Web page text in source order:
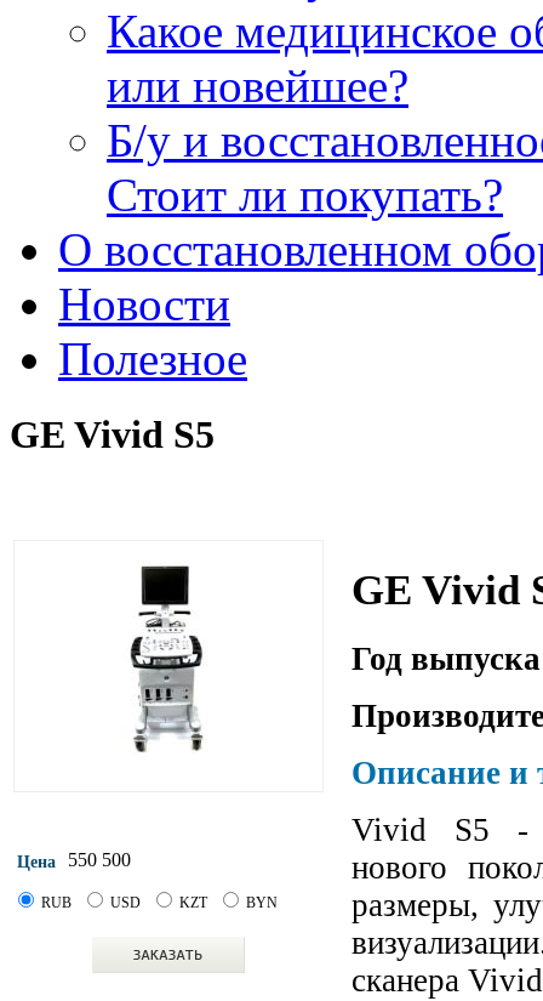
Какое медицинское
или новейшее?
Б/у и
Стоит ли покупать?
О восстановленном
Новости
Полезное
GE Vivid S5
Цена 550 500
RUB USD KZT BYN
GE Vivid
Год
Описание и
Vivid S5 -
нового
размеры,
сканера